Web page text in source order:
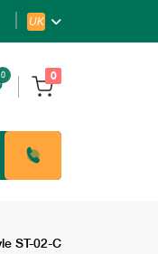
UK
0 0
ST-02-С